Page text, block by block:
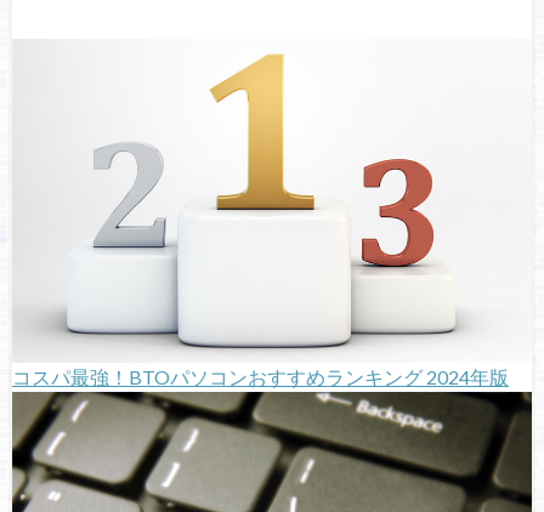
コスパ最強！BTOパソコンおすすめランキング 2024年版